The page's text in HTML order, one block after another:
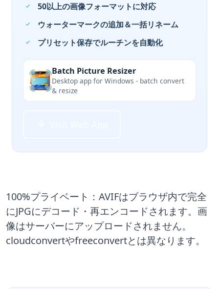
50以上の画像フォーマットに対応
ウォーターマークの追加＆一括リネーム
プリセット保存でルーチンを自動化
Batch Picture Resizer
Desktop app for Windows - batch convert
& resize
100%プライベート：AVIFはブラウザ内で完全
にJPGにデコード・再エンコードされます。画
像はサーバーにアップロードされません。
cloudconvertやfreeconvertとは異なります。